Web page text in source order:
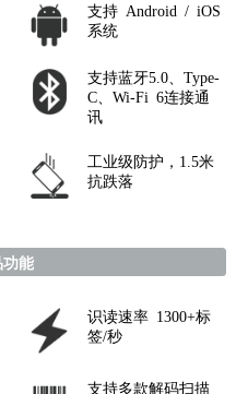
支持 Android / iOS
系统
支持蓝牙5.0、Type-
C、Wi-Fi 6连接通
讯
工业级防护，1.5米
抗跌落
功能
识读速率 1300+标
签/秒
支持多款解码扫描